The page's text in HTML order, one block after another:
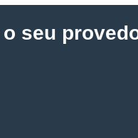
seu